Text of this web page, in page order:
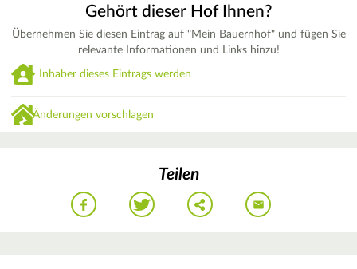
Gehört dieser Hof Ihnen?
Übernehmen Sie diesen Eintrag auf "Mein Bauernhof" und fügen Sie
relevante Informationen und Links hinzu!
Inhaber dieses Eintrags werden
Änderungen vorschlagen
Teilen